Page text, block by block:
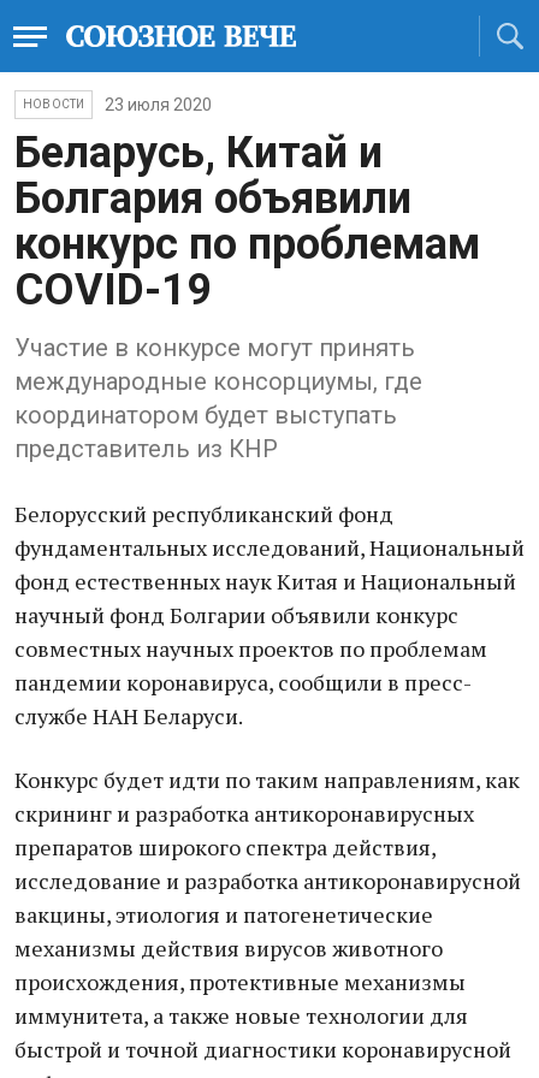
НОВОСТИ 23 июля 2020
Беларусь, Китай и
Болгария объявили
конкурс по проблемам
COVID-19
Участие в конкурсе могут принять
международные консорциумы, где
координатором будет выступать
представитель из КНР
Белорусский республиканский фонд
фундаментальных исследований, Национальный
фонд естественных наук Китая и Национальный
научный фонд Болгарии объявили конкурс
совместных научных проектов по проблемам
пандемии коронавируса, сообщили в пресс-
службе НАН Беларуси.
Конкурс будет идти по таким направлениям, как
скрининг и разработка антикоронавирусных
препаратов широкого спектра действия,
исследование и разработка антикоронавирусной
вакцины, этиология и патогенетические
механизмы действия вирусов животного
происхождения, протективные механизмы
иммунитета, а также новые технологии для
быстрой и точной диагностики коронавирусной